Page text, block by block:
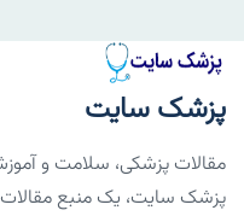
پزشک سایت
مقالات پزشکی، سلامت و
پزشک سایت، یک منبع